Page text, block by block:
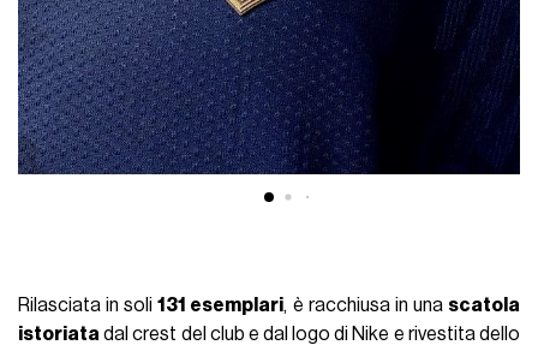
Rilasciata in soli131 esemplari, è racchiusa in una scatola
istoriata dal crest del club e dal logo di Nike e rivestita dello